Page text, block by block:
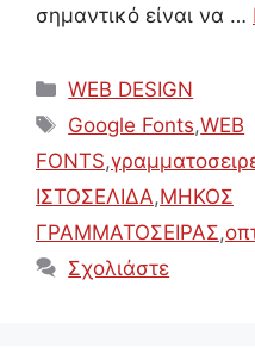
σημαντικό είναι να …
Κατηγορίες
WEB DESIGN
Ετικέτες
Google Fonts,WEB
FONTS,
ΙΣΤΟΣΕΛΙΔΑ,ΜΗΚΟΣ
ΓΡΑΜΜΑΤΟΣΕΙΡΑΣ,
Σχολιάστε